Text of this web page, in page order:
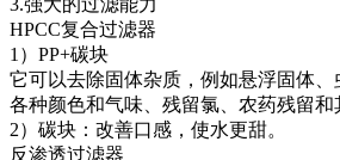
HPCC复合过滤器
1）PP+碳块
它可以去除固体杂质，例如悬浮固体
各种颜色和气味、残留氯、农药残留和
2）碳块：改善口感，使水更甜。
反渗透过滤器